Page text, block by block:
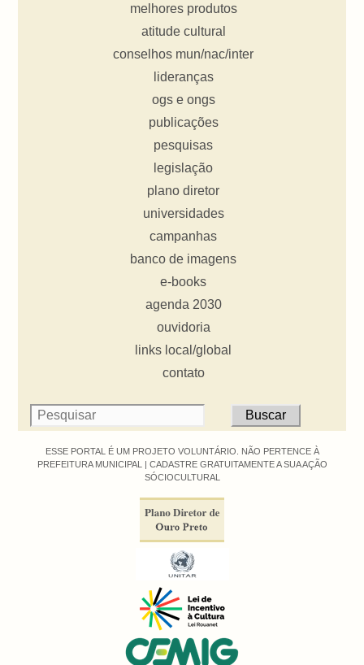
melhores produtos
atitude cultural
conselhos mun/nac/inter
lideranças
ogs e ongs
publicações
pesquisas
legislação
plano diretor
universidades
campanhas
banco de imagens
e-books
agenda 2030
ouvidoria
links local/global
contato
ESSE PORTAL É UM PROJETO VOLUNTÁRIO. NÃO PERTENCE À
PREFEITURA MUNICIPAL | CADASTRE GRATUITAMENTE A SUA AÇÃO
SÓCIOCULTURAL